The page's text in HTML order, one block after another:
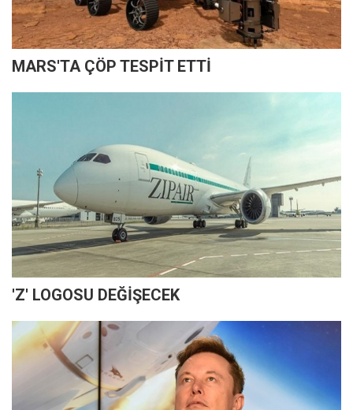
MARS'TA ÇÖP TESPİT ETTİ
'Z' LOGOSU DEĞİŞECEK